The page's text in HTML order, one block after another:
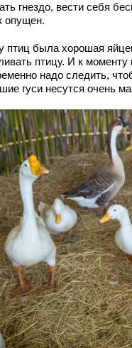
гнездо, вести себя
опущен.
птиц была хорошая
птицу. И к
надо следить,
гуси несутся очень